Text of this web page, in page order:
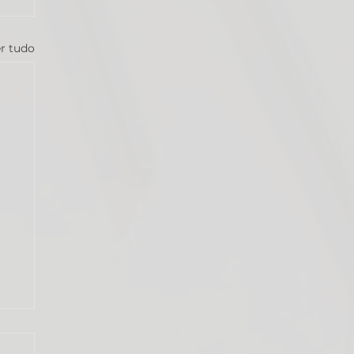
tudo